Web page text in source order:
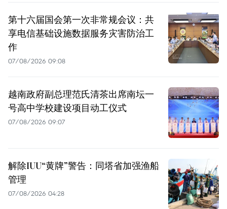
第十六届国会第一次非常规会议：共
享电信基础设施数据服务灾害防治工
作
07/08/2026 09:08
越南政府副总理范氏清茶出席南坛一
号高中学校建设项目动工仪式
07/08/2026 09:07
解除IUU“黄牌”警告：同塔省加强渔船
管理
07/08/2026 04:28